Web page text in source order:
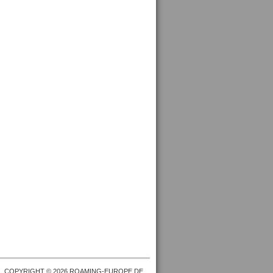
COPYRIGHT © 2026 ROAMING-EUROPE.DE